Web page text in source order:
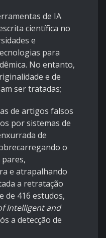
de IA
científica no
e
para
No entanto,
e de
ser tratadas;
de artigos falsos
por sistemas de
de
o
e atrapalhando
a retratação
de 416 estudos,
Intelligent and
a detecção de